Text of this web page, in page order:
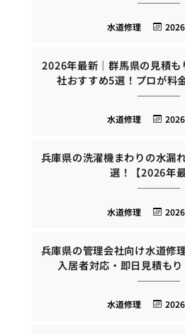
水道修理
2026年最新｜群馬県の見積
社おすすめ5選！プロが料
水道修理
兵庫県の洗濯機まわりの水漏
選！【2026年最
水道修理
兵庫県の管理会社向け水道修
入居者対応・即日見積もり
水道修理